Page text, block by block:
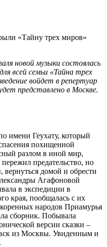
«Тайну трех миров»
новой музыки состоялась
всей семьи «Тайна трех
войдет в репертуар
представлено в Москве.
имени Геухату, который
похищенной
разлом в иной мир,
предательство, но
вернуться домой и обрести
Агафоновой
в экспедиции в
края, пообщалась с их
народов Приамурья
сборник. Побывала
версии сказки –
из Москвы. Увиденным и